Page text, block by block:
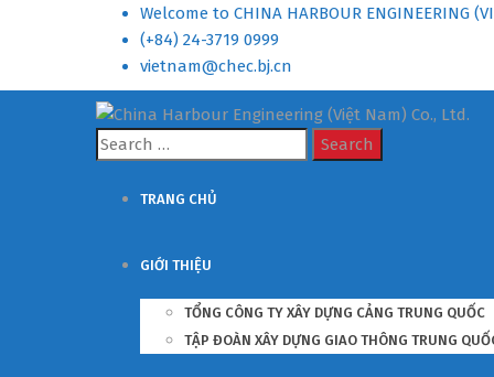
Welcome to CHINA HARBOUR ENGINEERING
(+84) 24-3719 0999
vietnam@chec.bj.cn
Search
for:
TRANG CHỦ
GIỚI THIỆU
TỔNG CÔNG TY XÂY DỰNG CẢNG TRUNG QUỐC
TẬP ĐOÀN XÂY DỰNG GIAO THÔNG TRUNG